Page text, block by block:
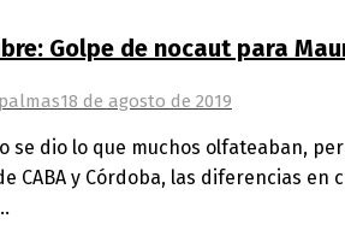
Golpe de nocaut para
18 de agosto de 2019
se dio lo que muchos olfateaban,
CABA y Córdoba, las diferencias